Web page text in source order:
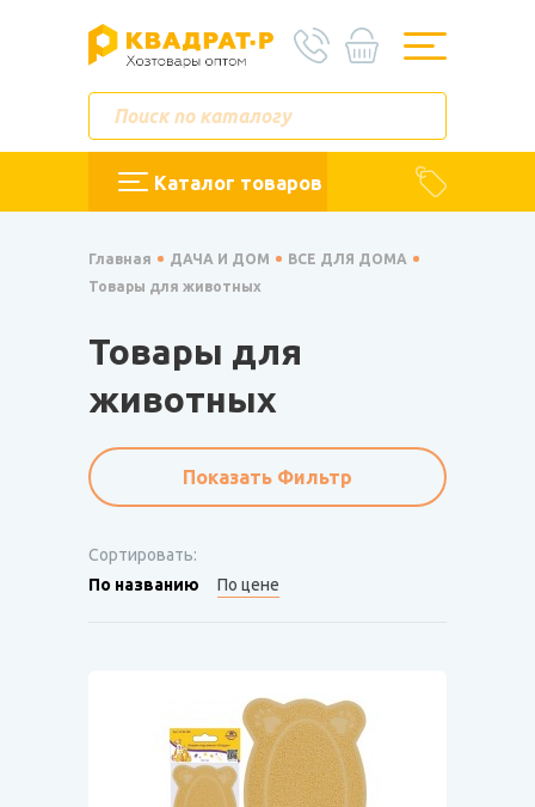
Каталог товаров
Главная ДАЧА И ДОМ
ВСЕ ДЛЯ ДОМА
Товары для животных
Товары для
животных
Показать Фильтр
Сортировать:
По названию
По цене